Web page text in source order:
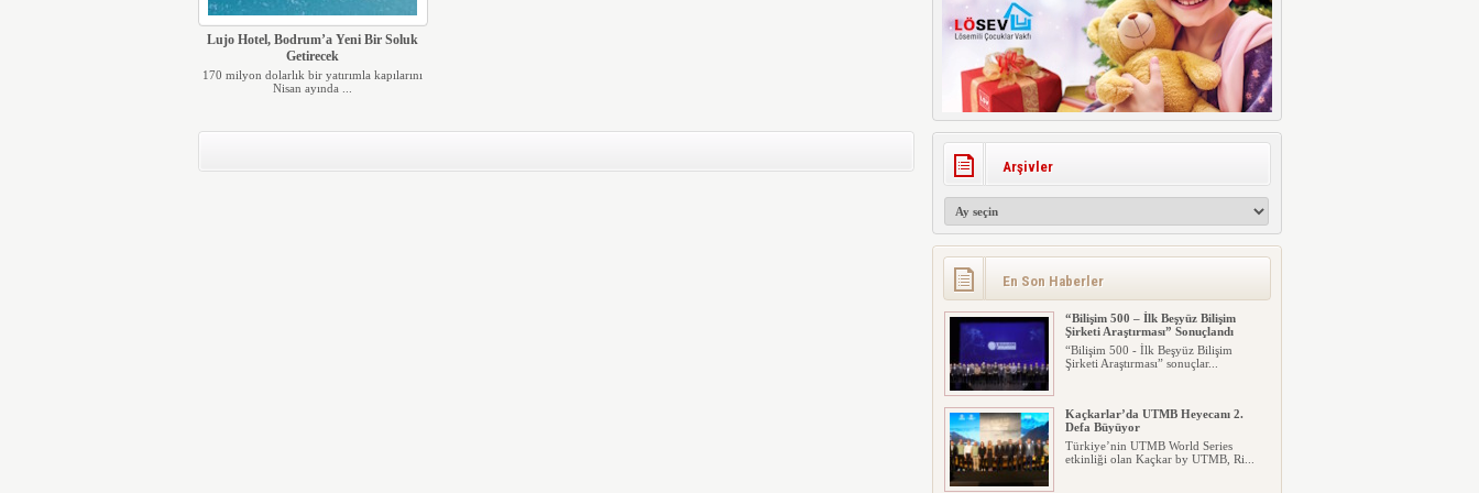
Lujo Hotel, Bodrum’a Yeni Bir Soluk
Getirecek
170 milyon dolarlık bir yatırımla kapılarını
Nisan ayında ...
Arşivler
En Son Haberler
“Bilişim 500 – İlk Beşyüz Bilişim
Şirketi Araştırması” Sonuçlandı
“Bilişim 500 - İlk Beşyüz Bilişim
Şirketi Araştırması” sonuçlar...
Kaçkarlar’da UTMB Heyecanı 2.
Defa Büyüyor
Türkiye’nin UTMB World Series
etkinliği olan Kaçkar by UTMB, Ri...